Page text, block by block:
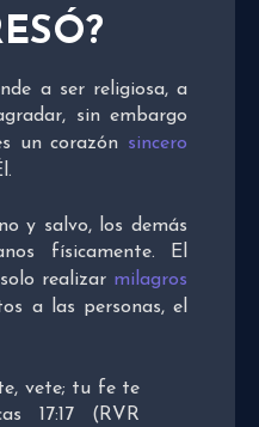
a ser religiosa, a
sin embargo
un corazón sincero
y salvo, los demás
físicamente. El
realizar milagros
a las personas, el
vete; tu fe te
17:17 (RVR